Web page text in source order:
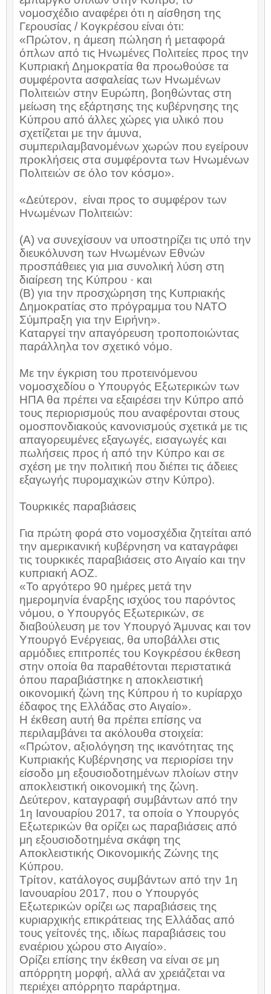
νομοσχέδιο αναφέρει ότι η αίσθηση της
Γερουσίας / Κογκρέσου είναι ότι:
«Πρώτον, η άμεση πώληση ή μεταφορά
όπλων από τις Ηνωμένες Πολιτείες προς την
Κυπριακή Δημοκρατία θα προωθούσε τα
συμφέροντα ασφαλείας των Ηνωμένων
Πολιτειών στην Ευρώπη, βοηθώντας στη
μείωση της εξάρτησης της κυβέρνησης της
Κύπρου από άλλες χώρες για υλικό που
σχετίζεται με την άμυνα,
συμπεριλαμβανομένων χωρών που εγείρουν
προκλήσεις στα συμφέροντα των Ηνωμένων
Πολιτειών σε όλο τον κόσμο».
«Δεύτερον, είναι προς το συμφέρον των
Ηνωμένων Πολιτειών:
(Α) να συνεχίσουν να υποστηρίζει τις υπό την
διευκόλυνση των Ηνωμένων Εθνών
προσπάθειες για μια συνολική λύση στη
διαίρεση της Κύπρου · και
(Β) για την προσχώρηση της Κυπριακής
Δημοκρατίας στο πρόγραμμα του ΝΑΤΟ
Σύμπραξη για την Ειρήνη».
Καταργεί την απαγόρευση τροποποιώντας
παράλληλα τον σχετικό νόμο.
Με την έγκριση του προτεινόμενου
νομοσχεδίου ο Υπουργός Εξωτερικών των
ΗΠΑ θα πρέπει να εξαιρέσει την Κύπρο από
τους περιορισμούς που αναφέρονται στους
ομοσπονδιακούς κανονισμούς σχετικά με τις
απαγορευμένες εξαγωγές, εισαγωγές και
πωλήσεις προς ή από την Κύπρο και σε
σχέση με την πολιτική που διέπει τις άδειες
εξαγωγής πυρομαχικών στην Κύπρο).
Τουρκικές παραβιάσεις
Για πρώτη φορά στο νομοσχέδια ζητείται από
την αμερικανική κυβέρνηση να καταγράφει
τις τουρκικές παραβιάσεις στο Αιγαίο και την
κυπριακή ΑΟΖ.
«Το αργότερο 90 ημέρες μετά την
ημερομηνία έναρξης ισχύος του παρόντος
νόμου, ο Υπουργός Εξωτερικών, σε
διαβούλευση με τον Υπουργό Άμυνας και τον
Υπουργό Ενέργειας, θα υποβάλλει στις
αρμόδιες επιτροπές του Κογκρέσου έκθεση
στην οποία θα παραθέτονται περιστατικά
όπου παραβιάστηκε η αποκλειστική
οικονομική ζώνη της Κύπρου ή το κυρίαρχο
έδαφος της Ελλάδας στο Αιγαίο».
Η έκθεση αυτή θα πρέπει επίσης να
περιλαμβάνει τα ακόλουθα στοιχεία:
«Πρώτον, αξιολόγηση της ικανότητας της
Κυπριακής Κυβέρνησης να περιορίσει την
είσοδο μη εξουσιοδοτημένων πλοίων στην
αποκλειστική οικονομική της ζώνη.
Δεύτερον, καταγραφή συμβάντων από την
1η Ιανουαρίου 2017, τα οποία ο Υπουργός
Εξωτερικών θα ορίζει ως παραβιάσεις από
μη εξουσιοδοτημένα σκάφη της
Αποκλειστικής Οικονομικής Ζώνης της
Κύπρου.
Τρίτον, κατάλογος συμβάντων από την 1η
Ιανουαρίου 2017, που ο Υπουργός
Εξωτερικών ορίζει ως παραβιάσεις της
κυριαρχικής επικράτειας της Ελλάδας από
τους γείτονές της, ιδίως παραβιάσεις του
εναέριου χώρου στο Αιγαίο».
Ορίζει επίσης την έκθεση να είναι σε μη
απόρρητη μορφή, αλλά αν χρειάζεται να
περιέχει απόρρητο παράρτημα.